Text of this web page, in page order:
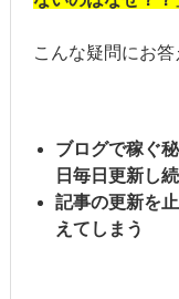
こんな疑問にお答
ブログで稼ぐ
日毎日更新し
記事の更新を
えてしまう